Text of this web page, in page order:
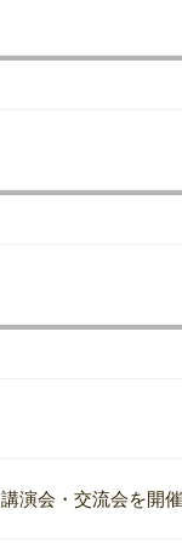
演会・交流会を開